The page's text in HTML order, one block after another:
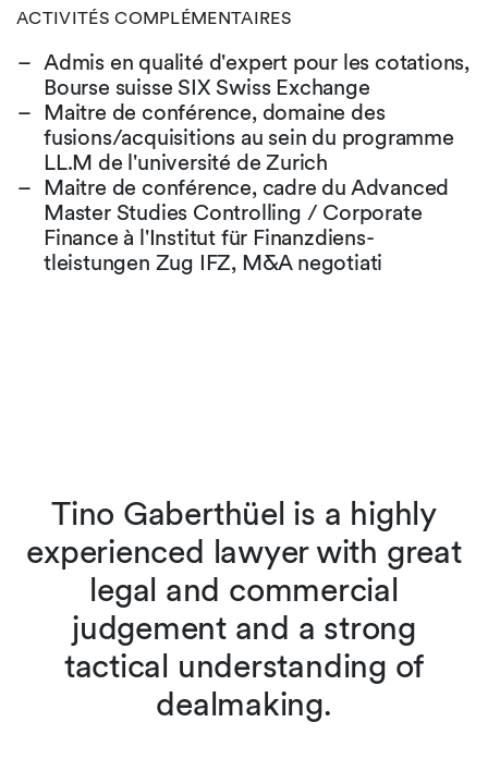
ACTIVITÉS COMPLÉMENTAIRES
Admis en qualité d'expert pour les cotations,
Bourse suisse SIX Swiss Exchange
Maitre de conférence, domaine des
fusions/acquisitions au sein du programme
LL.M de l'université de Zurich
Maitre de conférence, cadre du Advanced
Master Studies Controlling / Corporate
Finance à l'Institut für Finanzdiens-
tleistungen Zug IFZ, M&A negotiati
Tino Gaberthüel is a highly
experienced lawyer with great
legal and commercial
judgement and a strong
tactical understanding of
dealmaking.